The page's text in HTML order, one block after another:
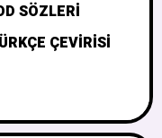
SÖZLERI
ÇEVIRISI